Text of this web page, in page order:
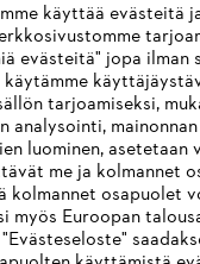
STIHL Integrity
STIHL-
käyttää evästeitä
evästeitä" jopa ilman
tarjoamiseksi,
analysointi,
luominen, asetetaan
me ja kolmannet
kolmannet osapuolet
myös Euroopan